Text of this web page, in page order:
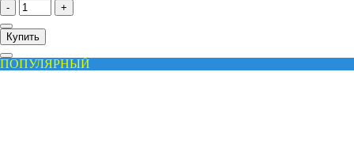
- +
Купить
ПОПУЛЯРНЫЙ